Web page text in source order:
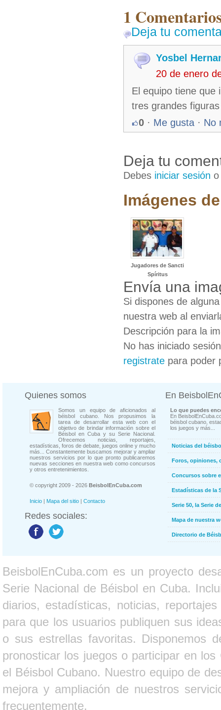
1
Deja tu
Yosbel
20 de enero
El equipo tiene que
tres grandes figuras
0 · Me gusta · No
Deja tu
Debes iniciar sesión
Imágenes
Jugadores de Sancti
Spíritus
Envía una
Si dispones de
nuestra web al
Descripción para la
No has iniciado
registrate para poder
Quienes somos
Somos un equipo de aficionados al
béisbol cubano. Nos propusimos la
tarea de desarrollar esta web con el
objetivo de brindar información sobre el
Béisbol en Cuba y su Serie Nacional.
Ofrecemos noticias, reportajes,
estadísticas, foros de debate, juegos online y mucho
más... Constantemente buscamos mejorar y ampliar
nuestros servicios por lo que pronto publicaremos
nuevas secciones en nuestra web como concursos
y otros entretenimientos.
© copyright 2009 - 2026 BeisbolEnCuba.com
Inicio | Mapa del sitio | Contacto
Redes sociales:
En
Lo que puedes
En
béisbol cubano,
los juegos y más...
Noticias del
Foros, opiniones,
Concursos sobre
Estadísticas de la
Serie 50, la Serie
Mapa de nuestra
Directorio de
BeisbolEnCuba.com es un proyecto
Serie Nacional de Béisbol en Cuba.
diarios, estadísticas, noticias,
para que los usuarios publiquen sus
o sus estrellas favoritas. Disponemos
pronosticar los juegos o participar en
el Béisbol Cubano. Nuestro equipo de
mejora y ampliación de nuestros
frecuentemente.